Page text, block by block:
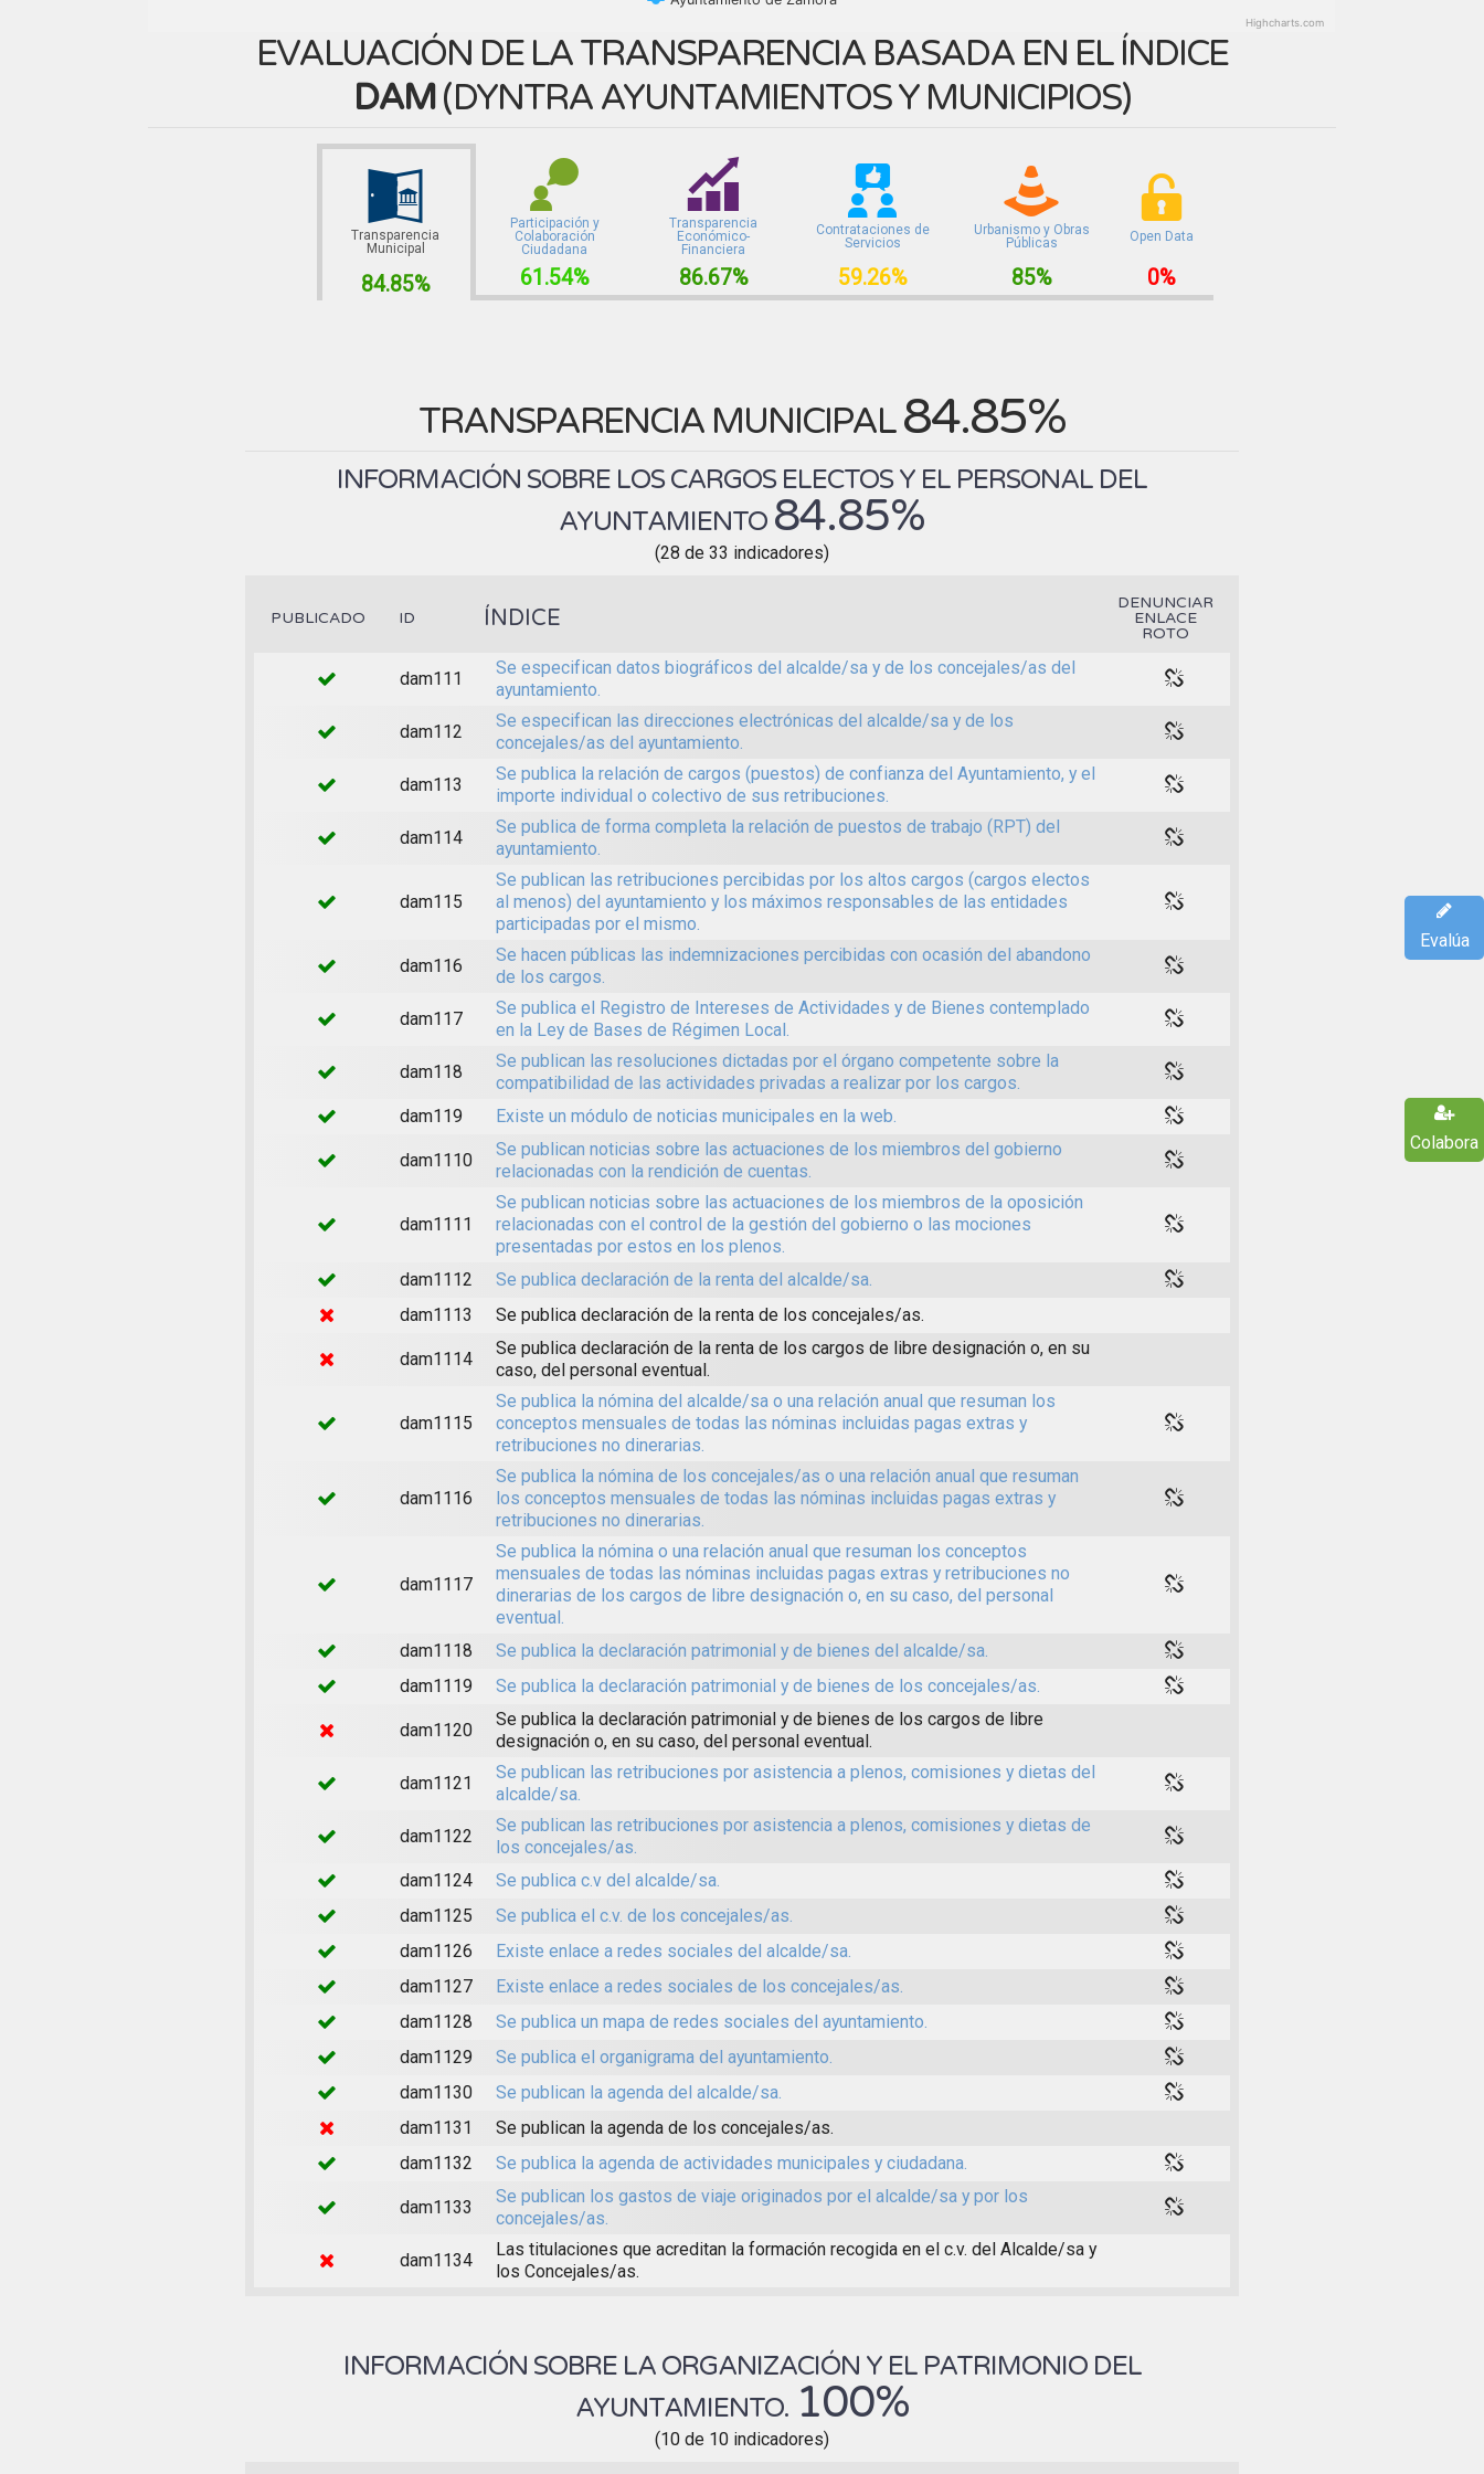
Highcharts.com
EVALUACIÓN DE LA TRANSPARENCIA BASADA EN EL ÍNDICE
DAM(DYNTRA AYUNTAMIENTOS Y MUNICIPIOS)
Transparencia
Municipal
84.85%
Participación y
Colaboración
Ciudadana
61.54%
Transparencia
Económico-
Financiera
86.67%
Contrataciones de
Servicios
59.26%
Urbanismo y Obras
Públicas
85%
Open Data
0%
TRANSPARENCIA MUNICIPAL84.85%
INFORMACIÓN SOBRE LOS CARGOS ELECTOS Y EL PERSONAL DEL
AYUNTAMIENTO 84.85%
(28 de 33 indicadores)
PUBLICADO ID ÍNDICE
DENUNCIAR
ENLACE
ROTO
dam111
Se especifican datos biográficos del alcalde/sa y de los concejales/as del
ayuntamiento.
dam112
Se especifican las direcciones electrónicas del alcalde/sa y de los
concejales/as del ayuntamiento.
dam113
Se publica la relación de cargos (puestos) de confianza del Ayuntamiento, y el
importe individual o colectivo de sus retribuciones.
dam114
Se publica de forma completa la relación de puestos de trabajo (RPT) del
ayuntamiento.
dam115
Se publican las retribuciones percibidas por los altos cargos (cargos electos
al menos) del ayuntamiento y los máximos responsables de las entidades
participadas por el mismo.
dam116
Se hacen públicas las indemnizaciones percibidas con ocasión del abandono
de los cargos.
dam117
Se publica el Registro de Intereses de Actividades y de Bienes contemplado
en la Ley de Bases de Régimen Local.
dam118
Se publican las resoluciones dictadas por el órgano competente sobre la
compatibilidad de las actividades privadas a realizar por los cargos.
dam119
Existe un módulo de noticias municipales en la web.
dam1110
Se publican noticias sobre las actuaciones de los miembros del gobierno
relacionadas con la rendición de cuentas.
dam1111
Se publican noticias sobre las actuaciones de los miembros de la oposición
relacionadas con el control de la gestión del gobierno o las mociones
presentadas por estos en los plenos.
dam1112
Se publica declaración de la renta del alcalde/sa.
dam1113
Se publica declaración de la renta de los concejales/as.
dam1114
Se publica declaración de la renta de los cargos de libre designación o, en su
caso, del personal eventual.
dam1115
Se publica la nómina del alcalde/sa o una relación anual que resuman los
conceptos mensuales de todas las nóminas incluidas pagas extras y
retribuciones no dinerarias.
dam1116
Se publica la nómina de los concejales/as o una relación anual que resuman
los conceptos mensuales de todas las nóminas incluidas pagas extras y
retribuciones no dinerarias.
dam1117
Se publica la nómina o una relación anual que resuman los conceptos
mensuales de todas las nóminas incluidas pagas extras y retribuciones no
dinerarias de los cargos de libre designación o, en su caso, del personal
eventual.
dam1118
Se publica la declaración patrimonial y de bienes del alcalde/sa.
dam1119
Se publica la declaración patrimonial y de bienes de los concejales/as.
dam1120
Se publica la declaración patrimonial y de bienes de los cargos de libre
designación o, en su caso, del personal eventual.
dam1121
Se publican las retribuciones por asistencia a plenos, comisiones y dietas del
alcalde/sa.
dam1122
Se publican las retribuciones por asistencia a plenos, comisiones y dietas de
los concejales/as.
dam1124
Se publica c.v del alcalde/sa.
dam1125
Se publica el c.v. de los concejales/as.
dam1126
Existe enlace a redes sociales del alcalde/sa.
dam1127
Existe enlace a redes sociales de los concejales/as.
dam1128
Se publica un mapa de redes sociales del ayuntamiento.
dam1129
Se publica el organigrama del ayuntamiento.
dam1130
Se publican la agenda del alcalde/sa.
dam1131
Se publican la agenda de los concejales/as.
dam1132
Se publica la agenda de actividades municipales y ciudadana.
dam1133
Se publican los gastos de viaje originados por el alcalde/sa y por los
concejales/as.
dam1134
Las titulaciones que acreditan la formación recogida en el c.v. del Alcalde/sa y
los Concejales/as.
INFORMACIÓN SOBRE LA ORGANIZACIÓN Y EL PATRIMONIO DEL
AYUNTAMIENTO. 100%
(10 de 10 indicadores)
Evalúa
Colabora